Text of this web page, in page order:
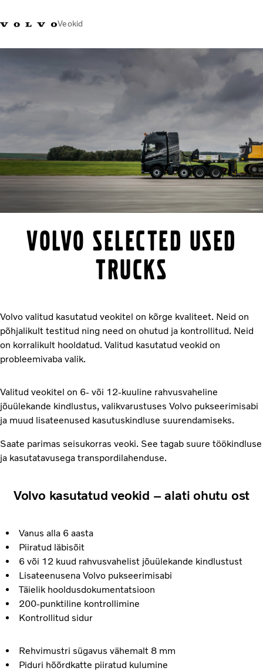
Veokid
Transpordilahendused
Teenused
KONTAKTID & ESINDUSED
Meist
VOLVO SELECTED USED
TRUCKS
Volvo valitud kasutatud veokitel on kõrge kvaliteet. Neid on
põhjalikult testitud ning need on ohutud ja kontrollitud. Neid
on korralikult hooldatud. Valitud kasutatud veokid on
probleemivaba valik.
Valitud veokitel on 6- või 12-kuuline rahvusvaheline
jõuülekande kindlustus, valikvarustuses Volvo pukseerimisabi
ja muud lisateenused kasutuskindluse suurendamiseks.
Saate parimas seisukorras veoki. See tagab suure töökindluse
ja kasutatavusega transpordilahenduse.
Volvo kasutatud veokid – alati ohutu ost
Vanus alla 6 aasta
Piiratud läbisõit
6 või 12 kuud rahvusvahelist jõuülekande kindlustust
Lisateenusena Volvo pukseerimisabi
Täielik hooldusdokumentatsioon
200-punktiline kontrollimine
Kontrollitud sidur
Rehvimustri sügavus vähemalt 8 mm
Piduri hõõrdkatte piiratud kulumine